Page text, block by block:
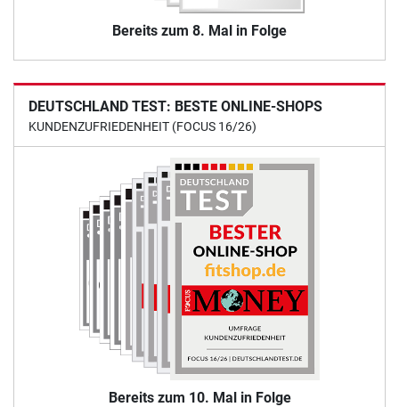
Bereits zum 8. Mal in Folge
DEUTSCHLAND TEST: BESTE ONLINE-SHOPS
KUNDENZUFRIEDENHEIT (FOCUS 16/26)
Bereits zum 10. Mal in Folge